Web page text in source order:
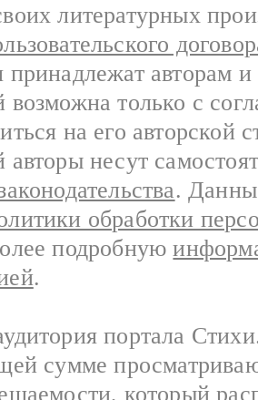
литературных
принадлежат авторам
возможна только с
на его авторской
авторы несут
.
обработки
подробную
.
портала
сумме
который